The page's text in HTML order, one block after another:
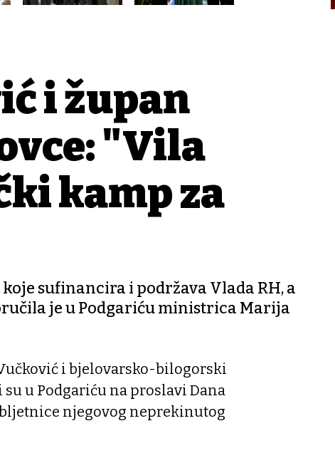
i župan
"Vila
kamp za
sufinancira i podržava Vlada RH, a
je u Podgariću ministrica Marija
i bjelovarsko-bilogorski
u Podgariću na proslavi Dana
njegovog neprekinutog